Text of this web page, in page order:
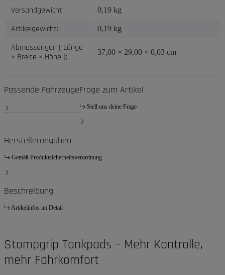
Versandgewicht: 0,19 kg
Artikelgewicht: 0,19 kg
Abmessungen ( Länge
× Breite × Höhe ):
37,00 × 29,00 × 0,03 cm
Passende FahrzeugeFrage zum Artikel
Stell uns deine Frage
Herstellerangaben
Gemäß Produktsicherheitsverordnung
Beschreibung
Artikelinfos im Detail
Stompgrip Tankpads – Mehr Kontrolle,
mehr Fahrkomfort